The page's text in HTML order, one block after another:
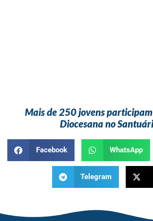
Mais de 250 jovens
Diocesana no
Facebook WhatsApp
Telegram